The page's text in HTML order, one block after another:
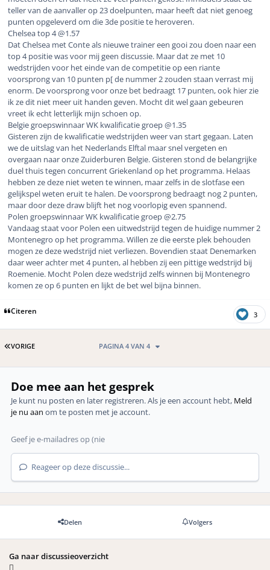
teller van de aanvaller op 23 doelpunten, maar heeft dat niet genoeg
punten opgeleverd om die 3de positie te heroveren.
Chelsea top 4 @1.57
Dat Chelsea met Conte als nieuwe trainer een gooi zou doen naar een
top 4 positie was voor mij geen discussie. Maar dat ze met 10
wedstrijden voor het einde van de competitie op een riante
voorsprong van 10 punten p[ de nummer 2 zouden staan verrast mij
enorm. De voorsprong voor onze bet bedraagt 17 punten, ook hier zie
ik ze dit niet meer uit handen geven. Mocht dit wel gaan gebeuren
vreet ik echt letterlijk mijn schoen op.
Belgie groepswinnaar WK kwalificatie groep @1.35
Gisteren zijn de kwalificatie wedstrijden weer van start gegaan. Laten
we de uitslag van het Nederlands Elftal maar snel vergeten en
overgaan naar onze Zuiderburen Belgie. Gisteren stond de belangrijke
duel thuis tegen concurrent Griekenland op het programma. Helaas
hebben ze deze niet weten te winnen, maar zelfs in de slotfase een
gelijkspel weten eruit te halen. De voorsprong bedraagt nog 2 punten,
maar door deze draw blijft het nog voorlopig even spannend.
Polen groepswinnaar WK kwalificatie groep @2.75
Vandaag staat voor Polen een uitwedstrijd tegen de huidige nummer 2
Montenegro op het programma. Willen ze die eerste plek behouden
mogen ze deze wedstrijd niet verliezen. Bovendien staat Denemarken
daar weer achter met 4 punten, al hebben zij een pittige wedstrijd bij
Roemenie. Mocht Polen deze wedstrijd zelfs winnen bij Montenegro
komen ze op 6 punten en lijkt de bet wel bijna binnen.
Citeren 3
EERSTE PAGINA
VORIGE PAGINA 4 VAN 4
Doe mee aan het gesprek
Je kunt nu posten en later registreren. Als je een account hebt, Meld
je nu aan om te posten met je account.
Reageer op deze discussie...
Delen Volgers
Ga naar discussieoverzicht